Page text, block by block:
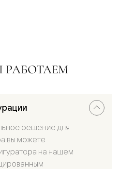
РАБОТАЕМ
решение для
вы можете
на нашем